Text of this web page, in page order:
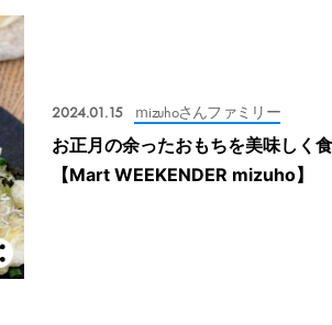
2024.01.15 ｍizuhoさんファミリー
お正月の余ったおもちを美味しく
【Mart WEEKENDER mizuho】